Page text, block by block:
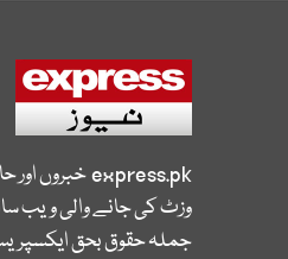
express.pkخبروں
وزٹ کی جانے والی ویب
جملہ حقوق بحق